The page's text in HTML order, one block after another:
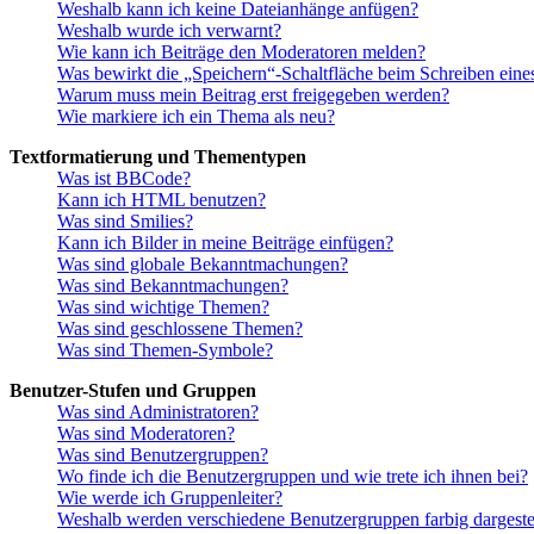
Weshalb kann ich keine Dateianhänge anfügen?
Weshalb wurde ich verwarnt?
Wie kann ich Beiträge den Moderatoren melden?
Was bewirkt die „Speichern“-Schaltfläche beim Schreiben
Warum muss mein Beitrag erst freigegeben werden?
Wie markiere ich ein Thema als neu?
Textformatierung und Thementypen
Was ist BBCode?
Kann ich HTML benutzen?
Was sind Smilies?
Kann ich Bilder in meine Beiträge einfügen?
Was sind globale Bekanntmachungen?
Was sind Bekanntmachungen?
Was sind wichtige Themen?
Was sind geschlossene Themen?
Was sind Themen-Symbole?
Benutzer-Stufen und Gruppen
Was sind Administratoren?
Was sind Moderatoren?
Was sind Benutzergruppen?
Wo finde ich die Benutzergruppen und wie trete ich ihnen bei?
Wie werde ich Gruppenleiter?
Weshalb werden verschiedene Benutzergruppen farbig